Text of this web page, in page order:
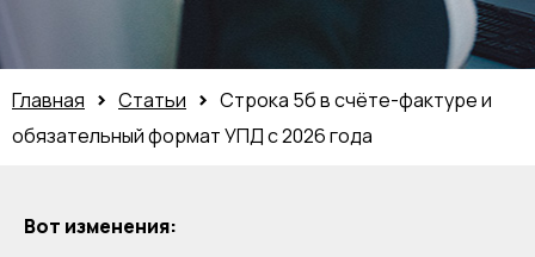
Главная > Статьи > Строка 5б в счёте-фактуре и
обязательный формат УПД с 2026 года
Вот изменения: